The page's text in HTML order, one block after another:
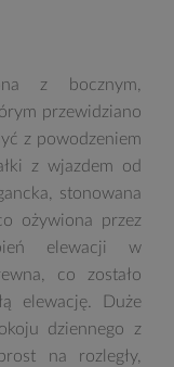
z bocznym,
przewidziano
z powodzeniem
z wjazdem od
stonowana
ożywiona przez
elewacji w
co zostało
elewację. Duże
dziennego z
na rozległy,